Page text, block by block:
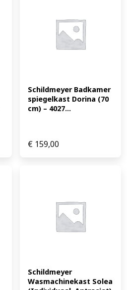
Schildmeyer Badkamer
spiegelkast Dorina (70
cm) – 4027...
€ 159,00
Schildmeyer
Wasmachinekast Solea